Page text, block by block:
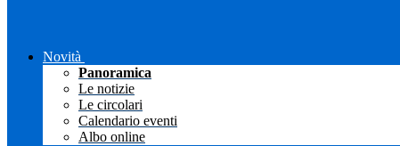
Novità
Panoramica
Le notizie
Le circolari
Calendario eventi
Albo online